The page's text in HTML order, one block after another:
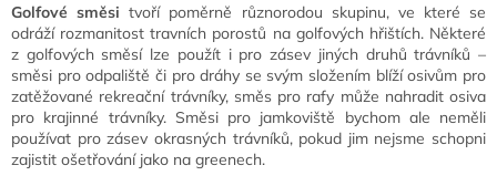
Golfové směsi tvoří poměrně různorodou skupinu, ve které se
odráží rozmanitost travních porostů na golfových hřištích. Některé
z golfových směsí lze použít i pro zásev jiných druhů trávníků –
směsi pro odpaliště či pro dráhy se svým složením blíží osivům pro
zatěžované rekreační trávníky, směs pro rafy může nahradit osiva
pro krajinné trávníky. Směsi pro jamkoviště bychom ale neměli
používat pro zásev okrasných trávníků, pokud jim nejsme schopni
zajistit ošetřování jako na greenech.